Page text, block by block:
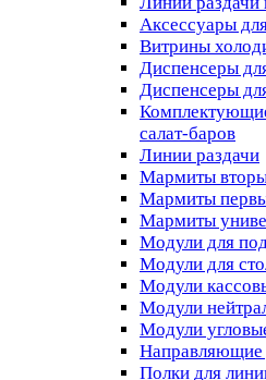
Аксессуары
Витрины
Диспенсеры
Диспенсеры
салат-баров
Линии раздачи
Мармиты
Мармиты
Мармиты
Модули для
Модули для
Модули
Модули
Модули
Направляющие
Полки для